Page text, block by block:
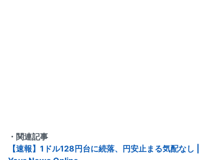
・関連記事
【速報】1ドル128円台に続落、円安止まる気配なし |